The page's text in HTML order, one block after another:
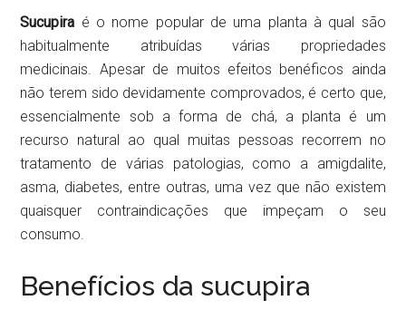
Sucupira é o nome popular de uma planta à qual são
habitualmente atribuídas várias propriedades
medicinais. Apesar de muitos efeitos benéficos ainda
não terem sido devidamente comprovados, é certo que,
essencialmente sob a forma de chá, a planta é um
recurso natural ao qual muitas pessoas recorrem no
tratamento de várias patologias, como a amigdalite,
asma, diabetes, entre outras, uma vez que não existem
quaisquer contraindicações que impeçam o seu
consumo.
Benefícios da sucupira